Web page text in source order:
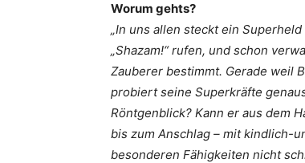
Worum gehts?
„In uns allen steckt ein
„Shazam!“ rufen, und schon
Zauberer bestimmt. Gerade weil
probiert seine Superkräfte
Röntgenblick? Kann er aus dem
bis zum Anschlag – mit kindlich-
besonderen Fähigkeiten nicht